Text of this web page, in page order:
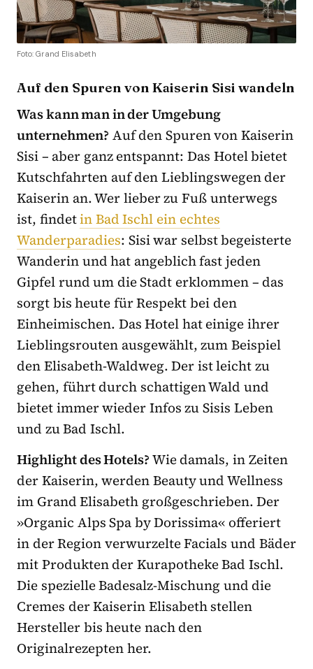
Foto: Grand Elisabeth
Auf den Spuren von Kaiserin Sisi wandeln
Was kann man in der Umgebung
unternehmen? Auf den Spuren von Kaiserin
Sisi – aber ganz entspannt: Das Hotel bietet
Kutschfahrten auf den Lieblingswegen der
Kaiserin an. Wer lieber zu Fuß unterwegs
ist, findetin Bad Ischl ein echtes
Wanderparadies: Sisi war selbst begeisterte
Wanderin und hat angeblich fast jeden
Gipfel rund um die Stadt erklommen – das
sorgt bis heute für Respekt bei den
Einheimischen. Das Hotel hat einige ihrer
Lieblingsrouten ausgewählt, zum Beispiel
den Elisabeth-Waldweg. Der ist leicht zu
gehen, führt durch schattigen Wald und
bietet immer wieder Infos zu Sisis Leben
und zu Bad Ischl.
Highlight des Hotels?Wie damals, in Zeiten
der Kaiserin, werden Beauty und Wellness
im Grand Elisabeth großgeschrieben. Der
»Organic Alps Spa by Dorissima« offeriert
in der Region verwurzelte Facials und Bäder
mit Produkten der Kurapotheke Bad Ischl.
Die spezielle Badesalz-Mischung und die
Cremes der Kaiserin Elisabeth stellen
Hersteller bis heute nach den
Originalrezepten her.